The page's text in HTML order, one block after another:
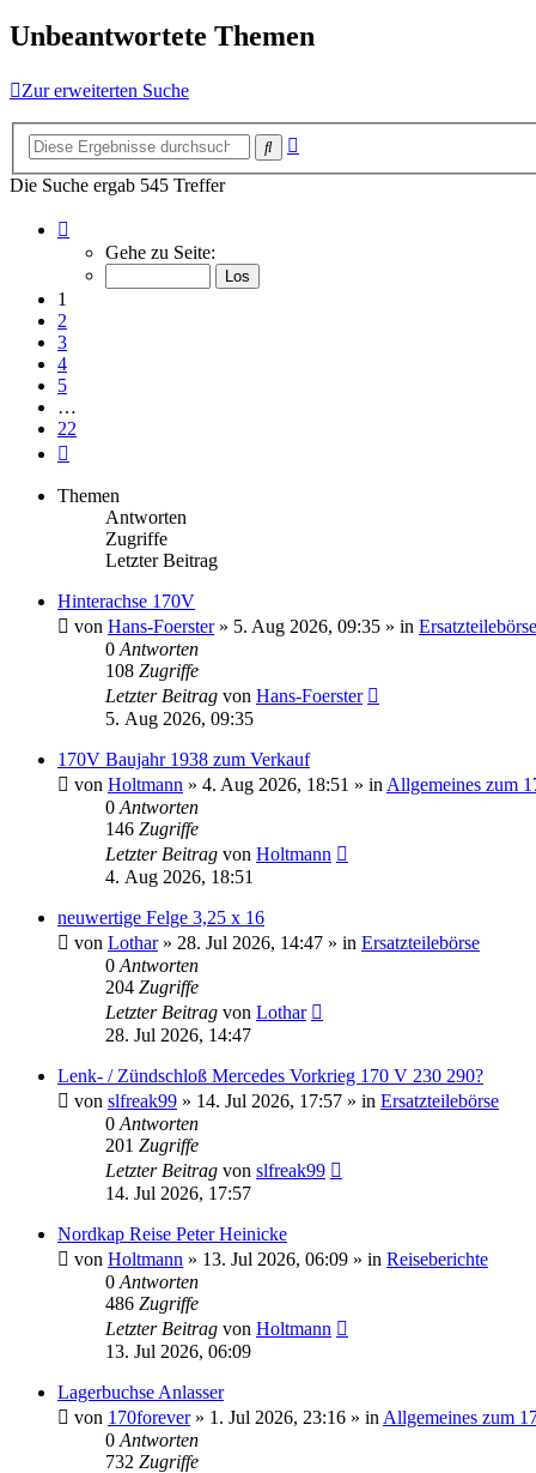
Unbeantwortete Themen
Zur erweiterten Suche
Suche
Die Suche ergab 545 Treffer
von
Gehe zu Seite:
1
2
3
4
5
…
22
Themen
Antworten
Zugriffe
Letzter Beitrag
Hinterachse 170V
von Hans-Foerster» 5. Aug 2026, 09:35 » in Ersatzteilebörse
0 Antworten
108 Zugriffe
Letzter Beitrag von Hans-Foerster
5. Aug 2026, 09:35
170V Baujahr 1938 zum Verkauf
von Holtmann » 4. Aug 2026, 18:51 » in Allgemeines zum
0 Antworten
146 Zugriffe
Letzter Beitrag von Holtmann
4. Aug 2026, 18:51
neuwertige Felge 3,25 x 16
von Lothar» 28. Jul 2026, 14:47 » in Ersatzteilebörse
0 Antworten
204 Zugriffe
Letzter Beitrag von Lothar
28. Jul 2026, 14:47
Lenk- / Zündschloß Mercedes Vorkrieg 170 V 230 290?
von slfreak99 » 14. Jul 2026, 17:57 » in Ersatzteilebörse
0 Antworten
201 Zugriffe
Letzter Beitrag von slfreak99
14. Jul 2026, 17:57
Nordkap Reise Peter Heinicke
von Holtmann » 13. Jul 2026, 06:09 » in Reiseberichte
0 Antworten
486 Zugriffe
Letzter Beitrag von Holtmann
13. Jul 2026, 06:09
Lagerbuchse Anlasser
von 170forever» 1. Jul 2026, 23:16 » in Allgemeines zum
0 Antworten
732 Zugriffe